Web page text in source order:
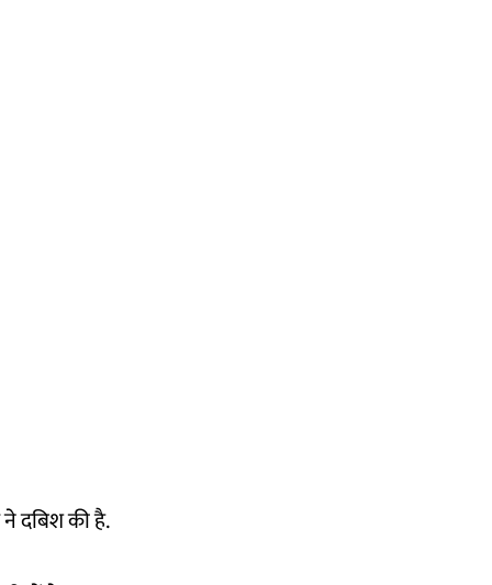
ने दबिश की है.